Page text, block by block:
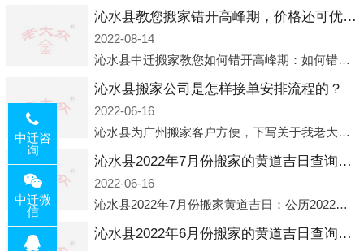
沁水县教您搬家错开高峰期，价格还可优惠！
2022-08-14
沁水县中迁搬家教您如何错开高峰期：如何错开高峰期搬家，中迁搬家做了一些电话数据统计和分析，发现市民中午2点左右访问网站的人是最多的，电话咨询是早上9点左右是最多的，预约搬家周六和周日是最多的，网上QQ微
沁水县搬家公司是怎样接单安排流程的？
2022-06-16
沁水县为广州搬家客户方便，下写关于我老大众搬家公司接单的流程，九条给搬家朋友参考，了解搬家公司工序，免去搬家时的没有准备好的工作，给您及时快速的搬好家。一．电话咨询：专人接待客户电话咨询，初步了解客户搬 家
沁水县2022年7月份搬家的黄道吉日查询大全一览表哪天适合搬家好日子
2022-06-16
沁水县2022年7月份搬家黄道吉日：公历2022年7月6日 农历六月初八 星期三 冲虎(甲寅)公历2022年7月12日 农历六月十四 星期二 冲猴(庚申)公历2022年7月13日 农历六月十五 星期三 冲鸡
沁水县2022年6月份搬家的黄道吉日查询大全一览表哪天适合搬家好日子
中迁咨
询
中迁微
信